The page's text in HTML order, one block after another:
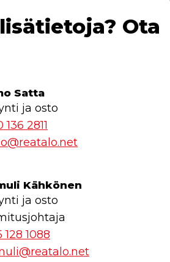
Ota
Satta
ja osto
2811
Kähkönen
ja osto
128 1088